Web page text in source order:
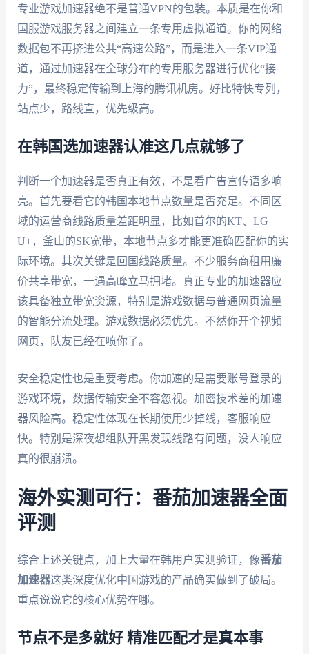
专业游戏加速器绝不是普通VPN的包装。本质是在你和
国服游戏服务器之间建立一条专用虚拟通道。你的网络
数据包不再挤进公共“高速公路”，而是进入一条VIP通
道，通过加速器在全球分布的专用服务器进行优化“接
力”，最终稳定传输到上海的腾讯机房。好比特快专列，
站点少，路线直，优先级高。
在韩国选加速器认准这几点就够了
判断一个加速器是否真正有效，不是看广告宣传语多响
亮。首先要看它的韩国本地节点数量是否充足。不同区
域的运营商线路质量差距明显，比如首尔的KT、LG
U+，釜山的SK宽带，本地节点多才能更准确匹配你的实
际环境。其次关键是回国线路质量。不少服务商租用廉
价共享带宽，一遇高峰立马拥堵。真正专业的加速器应
该具备独立带宽资源，特别是游戏数据与普通网页流量
的智能分流处理。游戏数据必须优先。不然你开个视频
网页，队友已经在喷你了。
安全稳定性也是重要考虑。你加速的是需要账号登录的
游戏环境，数据传输安全不容忽视。加密技术差的加速
器风险高。稳定性体现在长期使用少掉线，客服响应
快。特别是深夜想组队开黑发现线路有问题，没人响应
真的很崩溃。
海外实测可行：番茄加速器全面
评测
综合上述关键点，加上大量在韩用户实测验证，像番茄
加速器这类深度优化中国游戏的产品确实做到了破局。
重点说说它的核心优势在哪。
节点不是多就好 精准匹配才是真本事